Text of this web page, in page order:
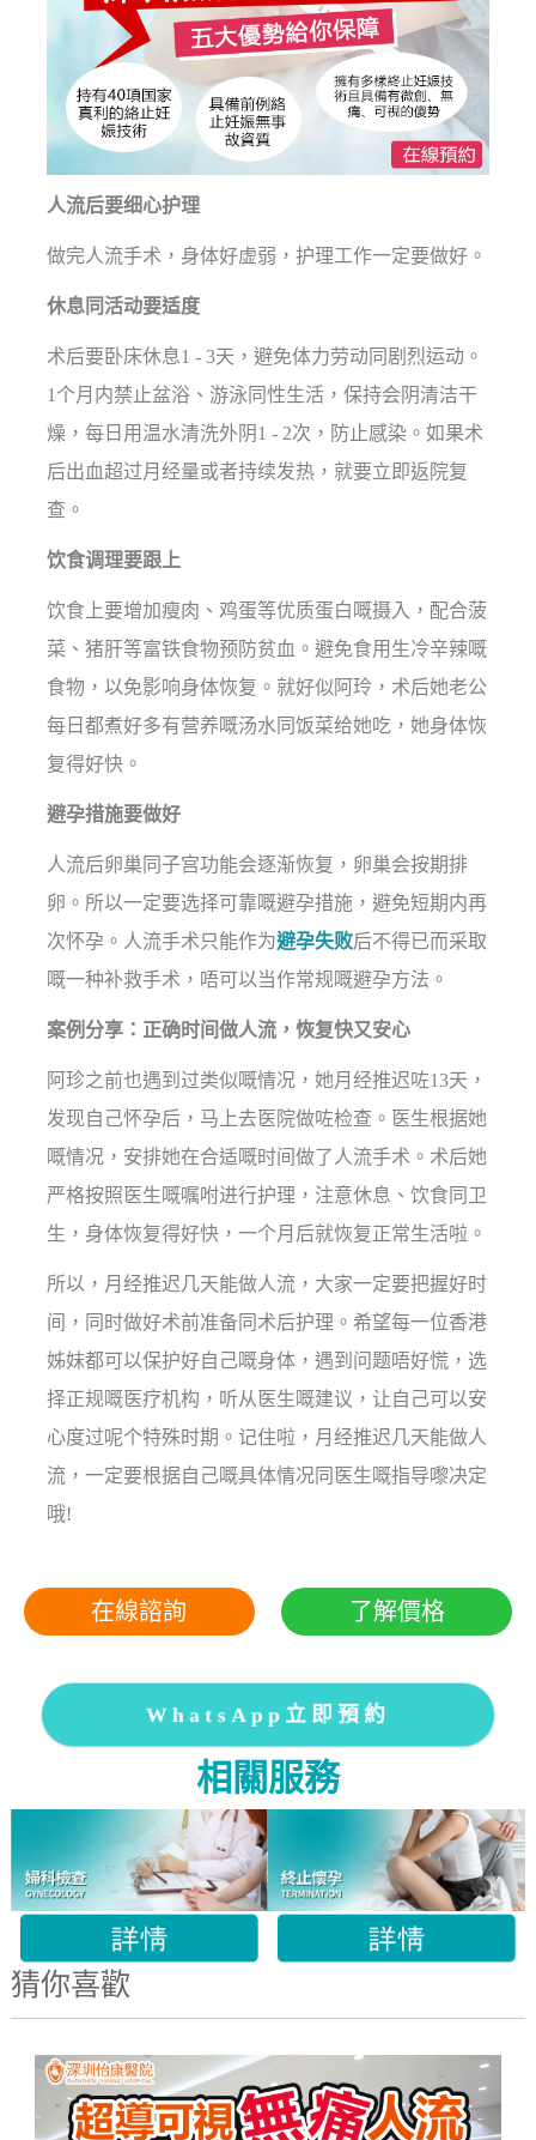
人流后要细心护理
做完人流手术，身体好虚弱，护理工作一定要做好。
休息同活动要适度
术后要卧床休息1 - 3天，避免体力劳动同剧烈运动。
1个月内禁止盆浴、游泳同性生活，保持会阴清洁干
燥，每日用温水清洗外阴1 - 2次，防止感染。如果术
后出血超过月经量或者持续发热，就要立即返院复
查。
饮食调理要跟上
饮食上要增加瘦肉、鸡蛋等优质蛋白嘅摄入，配合菠
菜、猪肝等富铁食物预防贫血。避免食用生冷辛辣嘅
食物，以免影响身体恢复。就好似阿玲，术后她老公
每日都煮好多有营养嘅汤水同饭菜给她吃，她身体恢
复得好快。
避孕措施要做好
人流后卵巢同子宫功能会逐渐恢复，卵巢会按期排
卵。所以一定要选择可靠嘅避孕措施，避免短期内再
次怀孕。人流手术只能作为避孕失败后不得已而采取
嘅一种补救手术，唔可以当作常规嘅避孕方法。
案例分享：正确时间做人流，恢复快又安心
阿珍之前也遇到过类似嘅情况，她月经推迟咗13天，
发现自己怀孕后，马上去医院做咗检查。医生根据她
嘅情况，安排她在合适嘅时间做了人流手术。术后她
严格按照医生嘅嘱咐进行护理，注意休息、饮食同卫
生，身体恢复得好快，一个月后就恢复正常生活啦。
所以，月经推迟几天能做人流，大家一定要把握好时
间，同时做好术前准备同术后护理。希望每一位香港
姊妹都可以保护好自己嘅身体，遇到问题唔好慌，选
择正规嘅医疗机构，听从医生嘅建议，让自己可以安
心度过呢个特殊时期。记住啦，月经推迟几天能做人
流，一定要根据自己嘅具体情况同医生嘅指导嚟决定
哦!
在線諮詢 了解價格
WhatsApp立即預約
相關服務
猜你喜歡